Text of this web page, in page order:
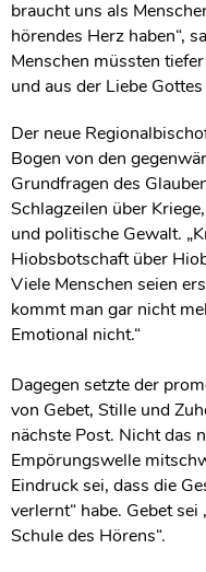
braucht uns als
hörendes Herz haben“,
Menschen müssten
und aus der Liebe
Der neue
Bogen von den
Grundfragen des
Schlagzeilen über
und politische Gewalt.
Hiobsbotschaft über
Viele Menschen seien
kommt man gar nicht
Emotional nicht.“
Dagegen setzte der
von Gebet, Stille und
nächste Post. Nicht das
Empörungswelle
Eindruck sei, dass die
verlernt“ habe. Gebet
Schule des Hörens“.